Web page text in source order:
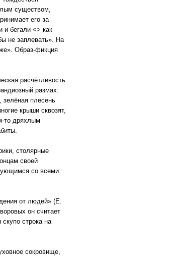
существом,
его за
и бегали <> как
не заплевать». На
Образ-фикция
расчётливость
размах:
плесень
крыши сквозят,
то дряхлым
столярные
своей
со всеми
от людей» (Е.
он считает
строка на
сокровище,